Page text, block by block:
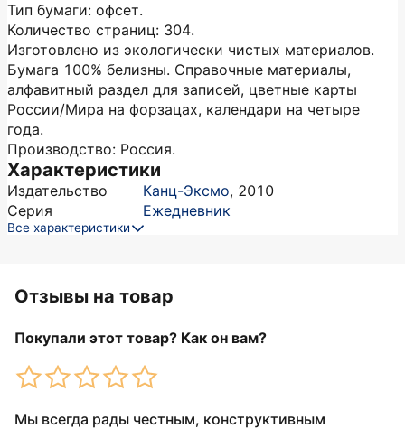
Тип бумаги: офсет.
Количество страниц: 304.
Изготовлено из экологически чистых материалов.
Бумага 100% белизны. Справочные материалы,
алфавитный раздел для записей, цветные карты
России/Мира на форзацах, календари на четыре
года.
Производство: Россия.
Характеристики
Издательство Канц-Эксмо, 2010
Серия
Ежедневник
Все характеристики
Отзывы на товар
Покупали этот товар? Как он вам?
Мы всегда рады честным, конструктивным